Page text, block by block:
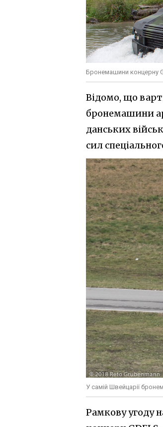
Бронемашини концерну
Відомо, що
бронемашини
данських
сил
У самій Швейцарії
Рамкову угоду